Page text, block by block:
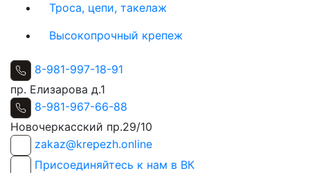
Троса, цепи, такелаж
Высокопрочный крепеж
8-981-997-18-91
пр. Елизарова д.1
8-981-967-66-88
Новочеркасский пр.29/10
zakaz@krepezh.online
Присоединяйтесь к нам в ВК